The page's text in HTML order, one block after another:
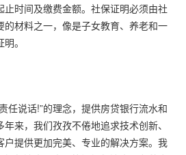
止时间及缴费金额。社保证明必须由社
材料之一，像是子女教育、养老和一
。
任说话!”的理念，提供房贷银行流水和
来，我们孜孜不倦地追求技术创新、
提供更加完美、专业的解决方案。我